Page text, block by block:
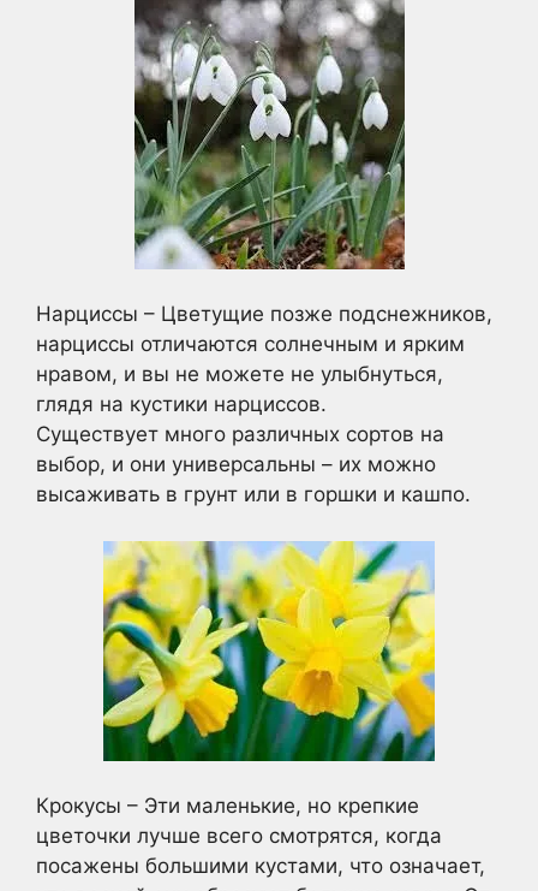
Нарциссы – Цветущие позже подснежников,
нарциссы отличаются солнечным и ярким
нравом, и вы не можете не улыбнуться,
глядя на кустики нарциссов.
Существует много различных сортов на
выбор, и они универсальны – их можно
высаживать в грунт или в горшки и кашпо.
Крокусы – Эти маленькие, но крепкие
цветочки лучше всего смотрятся, когда
посажены большими кустами, что означает,